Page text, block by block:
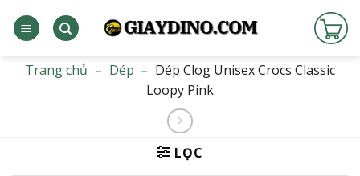
qua
dungTrang chủ – Dép – Dép Clog Unisex Crocs Classic
Loopy Pink
LỌC